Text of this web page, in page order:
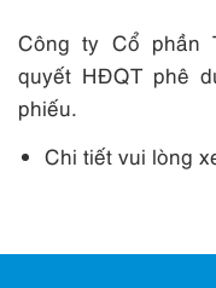
Công ty Cổ phần
quyết HĐQT phê
phiếu.
Chi tiết vui lòng